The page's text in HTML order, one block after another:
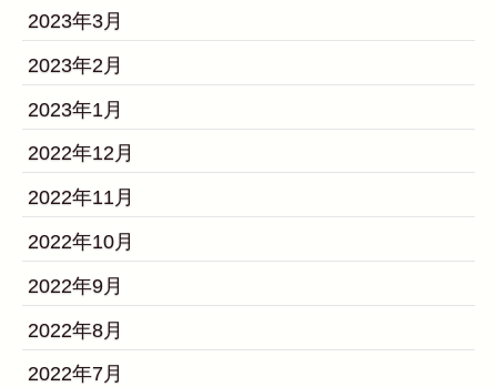
2023年3月
2023年2月
2023年1月
2022年12月
2022年11月
2022年10月
2022年9月
2022年8月
2022年7月